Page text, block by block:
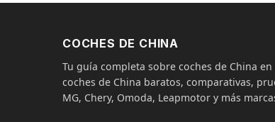
COCHES DE CHINA
Tu guía completa sobre coches de China
coches de China baratos, comparativas,
MG, Chery, Omoda, Leapmotor y más